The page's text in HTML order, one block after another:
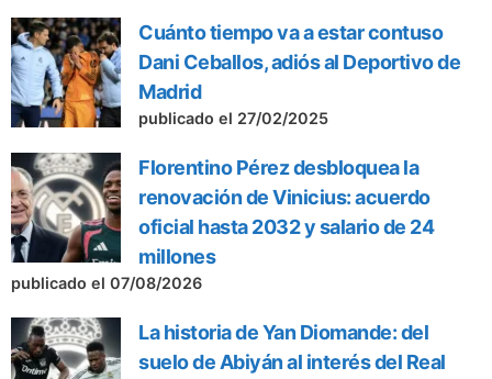
Cuánto tiempo va a estar contuso
Dani Ceballos, adiós al Deportivo de
Madrid
publicado el 27/02/2025
Florentino Pérez desbloquea la
renovación de Vinicius: acuerdo
oficial hasta 2032 y salario de 24
millones
publicado el 07/08/2026
La historia de Yan Diomande: del
suelo de Abiyán al interés del Real